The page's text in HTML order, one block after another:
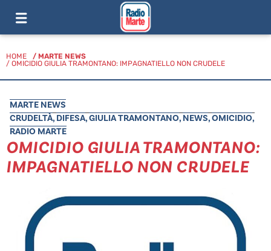
HOME / MARTE NEWS
/ OMICIDIO GIULIA TRAMONTANO: IMPAGNATIELLO NON CRUDELE
MARTE NEWS
CRUDELTÀ, DIFESA,GIULIA TRAMONTANO, NEWS,OMICIDIO,
RADIO MARTE
OMICIDIO GIULIA TRAMONTANO:
IMPAGNATIELLO NON CRUDELE